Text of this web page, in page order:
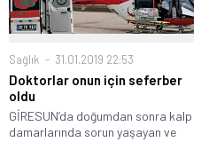
Sağlık 31.01.2019 22:53
Doktorlar onun için seferber
oldu
GİRESUN’da doğumdan sonra kalp
damarlarında sorun yaşayan ve